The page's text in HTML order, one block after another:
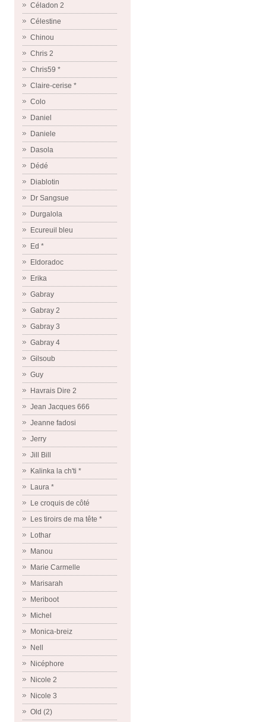
Céladon 2
Célestine
Chinou
Chris 2
Chris59 *
Claire-cerise *
Colo
Daniel
Daniele
Dasola
Dédé
Diablotin
Dr Sangsue
Durgalola
Ecureuil bleu
Ed *
Eldoradoc
Erika
Gabray
Gabray 2
Gabray 3
Gabray 4
Gilsoub
Guy
Havrais Dire 2
Jean Jacques 666
Jeanne fadosi
Jerry
Jill Bill
Kalinka la ch'ti *
Laura *
Le croquis de côté
Les tiroirs de ma tête *
Lothar
Manou
Marie Carmelle
Marisarah
Meriboot
Michel
Monica-breiz
Nell
Nicéphore
Nicole 2
Nicole 3
Old (2)